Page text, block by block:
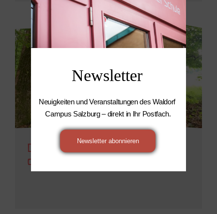
Die Erste Klasse ist so gerne
draußen unterwegs! (Teil 2)
Newsletter
Neuigkeiten und Veranstaltungen des Waldorf
Campus Salzburg – direkt in Ihr Postfach.
Newsletter abonnieren